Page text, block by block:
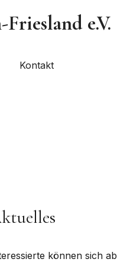
e.V.
Kontakt
können sich ab